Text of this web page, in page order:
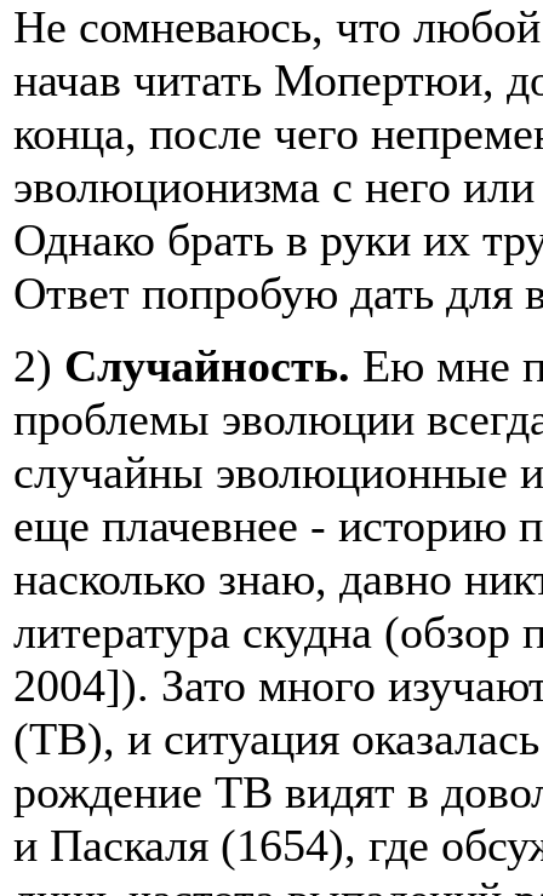
Не сомневаюсь, что
начав читать Мопертюи,
конца, после чего
эволюционизма с него
Однако брать в руки их
Ответ попробую дать для
2) Случайность. Ею мне
проблемы эволюции
случайны эволюционные
еще плачевнее - историю
насколько знаю, давно
литература скудна
2004]). Зато много
(ТВ), и ситуация
рождение ТВ видят в
и Паскаля (1654), где